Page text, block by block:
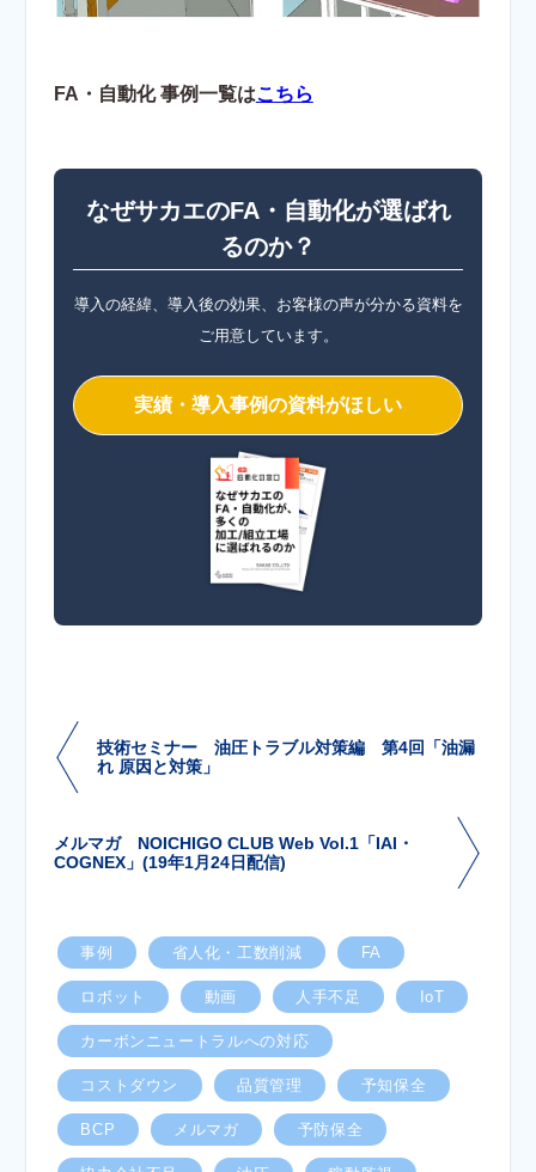
FA・自動化 事例一覧はこちら
なぜサカエのFA・自動化が選ばれ
るのか？
導入の経緯、導入後の効果、お客様の声が分かる資料を
ご用意しています。
実績・導入事例の資料がほしい
技術セミナー 油圧トラブル対策編 第4回「油漏
れ 原因と対策」
メルマガ NOICHIGO CLUB Web Vol.1「IAI・
COGNEX」(19年1月24日配信)
事例 省人化・工数削減 FA
ロボット 動画 人手不足 IoT
カーボンニュートラルへの対応
コストダウン 品質管理 予知保全
BCP メルマガ 予防保全